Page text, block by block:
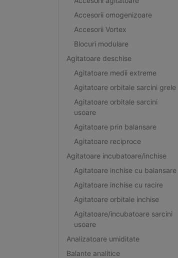
Accesorii omogenizoare
Accesorii Vortex
Blocuri modulare
Agitatoare deschise
Agitatoare medii extreme
Agitatoare orbitale sarcini grele
Agitatoare orbitale sarcini
usoare
Agitatoare prin balansare
Agitatoare reciproce
Agitatoare incubatoare/inchise
Agitatoare inchise cu balansare
Agitatoare inchise cu racire
Agitatoare orbitale inchise
Agitatoare/incubatoare sarcini
usoare
Analizatoare umiditate
Balante analitice